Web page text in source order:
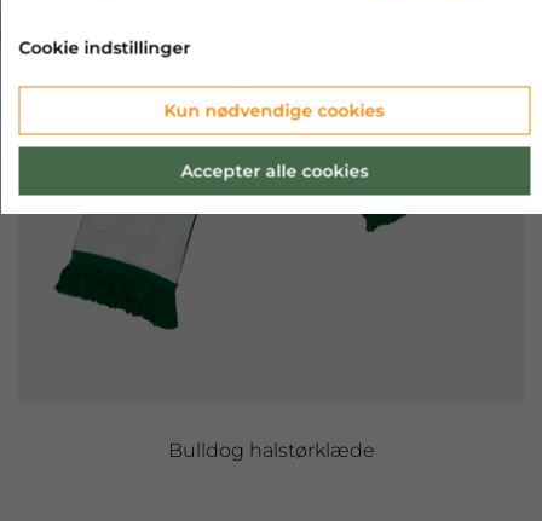
Bulldog halstørklæde
Cookie indstillinger
Kun nødvendige cookies
Accepter alle cookies